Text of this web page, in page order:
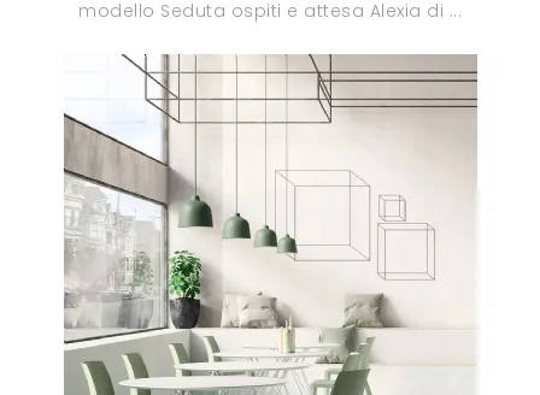
modello Seduta ospiti e attesa Alexia di ...